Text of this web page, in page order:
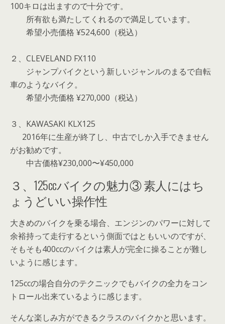
100キロは出ますので十分です。
所有欲も満たしてくれるので満足しています。
希望小売価格 ¥524,600（税込）
２、 CLEVELAND FX110
ジャンプバイクという新しいジャンルのまるで自転
車のようなバイク。
希望小売価格 ¥270,000（税込）
３、 KAWASAKI KLX125
2016年に生産が終了し、中古でしか入手できません
がお勧めです。
中古価格¥230,000〜¥450,000
３、125ccバイクの魅力③ 素人にはち
ょうどいい操作性
大きめのバイクを乗る場合、エンジンのパワーに対して
余裕持って走行するという側面ではともいいのですが、
そもそも400ccのバイクは素人が完全に操ることが難し
いように感じます。
125ccの場合自分のテクニックでもバイクの全力をコン
トロール出来ているように感じます。
そんな楽しみ方ができるクラスのバイクかと思います。